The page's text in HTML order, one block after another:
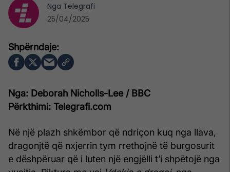
Nga: Deborah Nicholls-Lee / BBC
Përkthimi: Telegrafi.com
Në një plazh shkëmbor që ndriçon kuq nga llava,
dragonjtë që nxjerrin tym rrethojnë të burgosurit
e dëshpëruar që i luten një engjëlli t’i shpëtojë nga
Nga Telegrafi
25/04/2025